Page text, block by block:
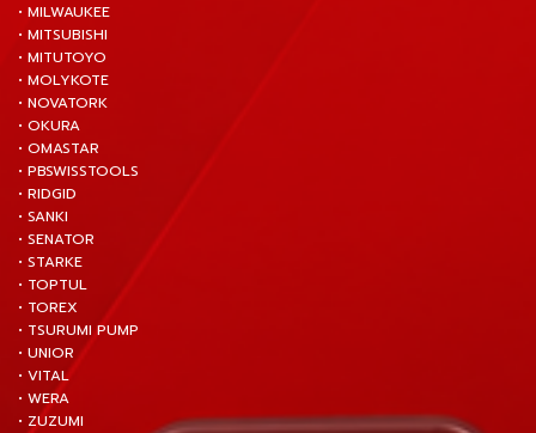
• MILWAUKEE
• MITSUBISHI
• MITUTOYO
• MOLYKOTE
• NOVATORK
• OKURA
• OMASTAR
• PBSWISSTOOLS
• RIDGID
• SANKI
• SENATOR
• STARKE
• TOPTUL
• TOREX
• TSURUMI PUMP
• UNIOR
• VITAL
• WERA
• ZUZUMI